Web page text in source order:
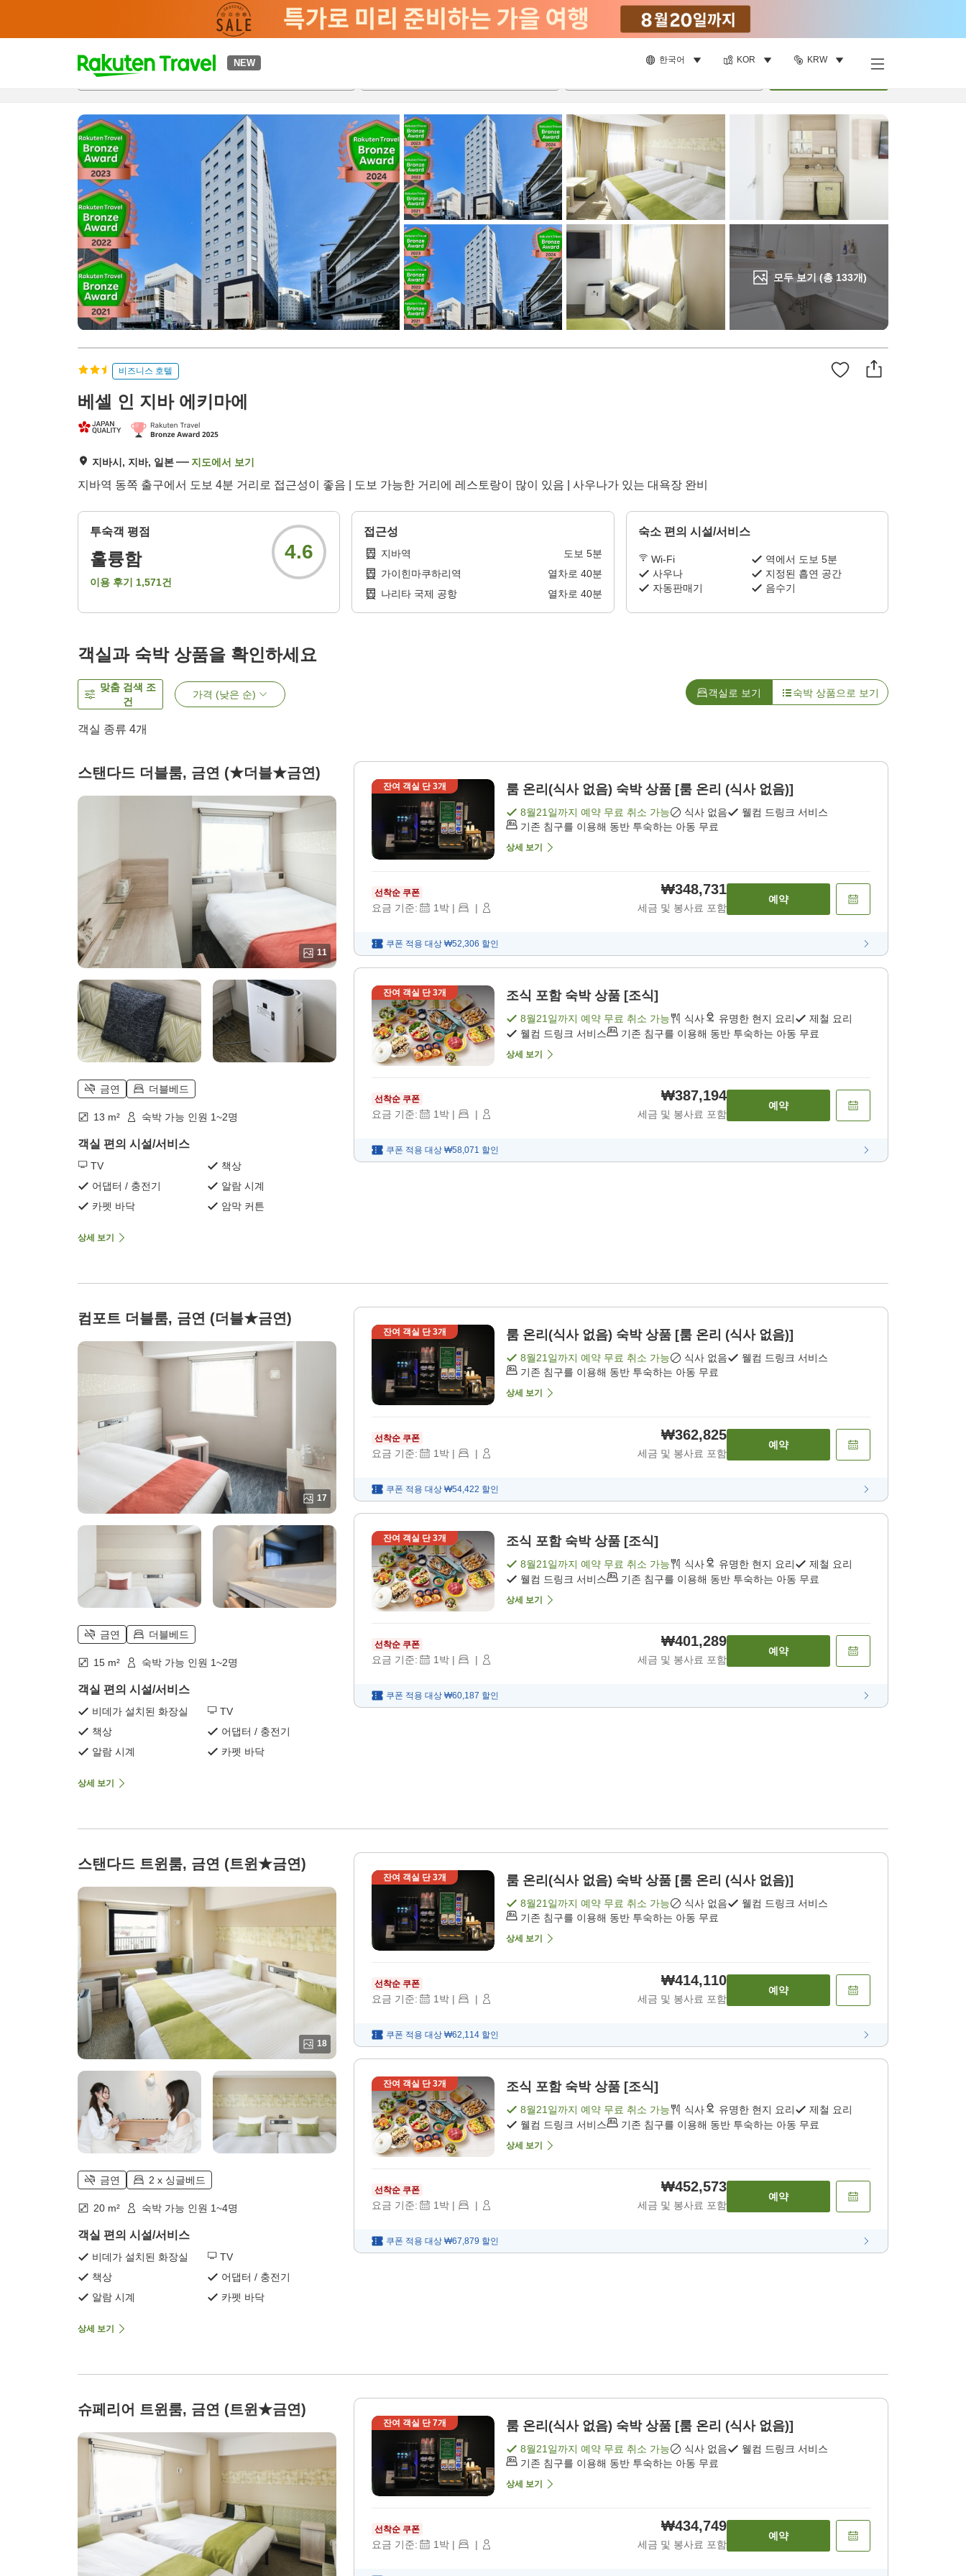
NEW 한국어 KOR KRW
t
p
a
g
e
_
s
e
a
r
c
h
모두 보기 (총133개)
개요객실 & 숙박 상품이용 후기 하이라이트
비즈니스 호텔
베셀 인 지바 에키마에
지바시, 지바, 일본 지도에서 보기
지바역 동쪽 출구에서 도보 4분 거리로 접근성이 좋음 | 도보 가능한 거리에 레스토랑이 많이 있음 | 사우나가 있는 대욕장 완비
투숙객 평점
훌륭함
이용 후기 1,571건
4.6
접근성
지바역 도보 5분
가이힌마쿠하리역
열차로 40분
나리타 국제 공항
열차로 40분
숙소 편의 시설/서비스
Wi-Fi
역에서 도보 5분
사우나
지정된 흡연 공간
자동판매기
음수기
객실과 숙박 상품을 확인하세요
맞춤 검색 조
건
가격 (낮은 순) 객실로 보기 숙박 상품으로 보기
객실 종류 4개
스탠다드 더블룸, 금연 (★더블★금연)
11
금연 더블베드
13 m² 숙박 가능 인원 1~2명
객실 편의 시설/서비스
TV
책상
어댑터 / 충전기
알람 시계
카펫 바닥
암막 커튼
상세 보기
잔여 객실 단3개 룸 온리(식사 없음) 숙박 상품 [룸 온리 (식사 없음)]
8월21일까지 예약 무료 취소 가능 식사 없음
웰컴 드링크 서비스
기존 침구를 이용해 동반 투숙하는 아동 무료
상세 보기
선착순 쿠폰
요금 기준: 1박 | |
₩348,731
세금 및 봉사료 포함
예약
쿠폰 적용 대상 ₩52,306 할인
잔여 객실 단3개 조식 포함 숙박 상품 [조식]
8월21일까지 예약 무료 취소 가능 식사 유명한 현지 요리
제철 요리
웰컴 드링크 서비스
기존 침구를 이용해 동반 투숙하는 아동 무료
상세 보기
선착순 쿠폰
요금 기준: 1박 | |
₩387,194
세금 및 봉사료 포함
예약
쿠폰 적용 대상 ₩58,071 할인
컴포트 더블룸, 금연 (더블★금연)
17
금연 더블베드
15 m² 숙박 가능 인원 1~2명
객실 편의 시설/서비스
비데가 설치된 화장실
TV
책상
어댑터 / 충전기
알람 시계
카펫 바닥
상세 보기
잔여 객실 단3개 룸 온리(식사 없음) 숙박 상품 [룸 온리 (식사 없음)]
8월21일까지 예약 무료 취소 가능 식사 없음
웰컴 드링크 서비스
기존 침구를 이용해 동반 투숙하는 아동 무료
상세 보기
선착순 쿠폰
요금 기준: 1 박 | |
₩362,825
세금 및 봉사료 포함
예약
쿠폰 적용 대상 ₩54,422 할인
잔여 객실 단3개 조식 포함 숙박 상품 [조식]
8월21일까지 예약 무료 취소 가능 식사 유명한 현지 요리
제철 요리
웰컴 드링크 서비스
기존 침구를 이용해 동반 투숙하는 아동 무료
상세 보기
선착순 쿠폰
요금 기준: 1 박 | |
₩401,289
세금 및 봉사료 포함
예약
쿠폰 적용 대상 ₩60,187 할인
스탠다드 트윈룸, 금연 (트윈★금연)
18
금연 2 x 싱글베드
20 m² 숙박 가능 인원 1~4명
객실 편의 시설/서비스
비데가 설치된 화장실
TV
책상
어댑터 / 충전기
알람 시계
카펫 바닥
상세 보기
잔여 객실 단3개 룸 온리(식사 없음) 숙박 상품 [룸 온리 (식사 없음)]
8월21일까지 예약 무료 취소 가능 식사 없음
웰컴 드링크 서비스
기존 침구를 이용해 동반 투숙하는 아동 무료
상세 보기
선착순 쿠폰
요금 기준: 1 박 | |
₩414,110
세금 및 봉사료 포함
예약
쿠폰 적용 대상 ₩62,114 할인
잔여 객실 단3개 조식 포함 숙박 상품 [조식]
8월21일까지 예약 무료 취소 가능 식사 유명한 현지 요리
제철 요리
웰컴 드링크 서비스
기존 침구를 이용해 동반 투숙하는 아동 무료
상세 보기
선착순 쿠폰
요금 기준: 1 박 | |
₩452,573
세금 및 봉사료 포함
예약
쿠폰 적용 대상 ₩67,879 할인
슈페리어 트윈룸, 금연 (트윈★금연)
잔여 객실 단7개 룸 온리(식사 없음) 숙박 상품 [룸 온리 (식사 없음)]
8월21일까지 예약 무료 취소 가능 식사 없음
웰컴 드링크 서비스
기존 침구를 이용해 동반 투숙하는 아동 무료
상세 보기
선착순 쿠폰
요금 기준: 1 박 | |
₩434,749
세금 및 봉사료 포함
예약